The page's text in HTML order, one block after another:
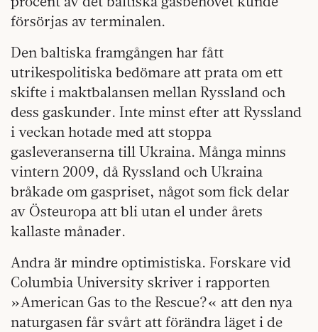
försörjas av terminalen.
Den baltiska framgången har fått
utrikespolitiska bedömare att prata om ett
skifte i maktbalansen mellan Ryssland och
dess gaskunder. Inte minst efter att Ryssland
i veckan hotade med att stoppa
gasleveranserna till Ukraina. Många minns
vintern 2009, då Ryssland och Ukraina
bråkade om gaspriset, något som fick delar
av Östeuropa att bli utan el under årets
kallaste månader.
Andra är mindre optimistiska. Forskare vid
Columbia University skriver i rapporten
»American Gas to the Rescue?« att den nya
naturgasen får svårt att förändra läget i de